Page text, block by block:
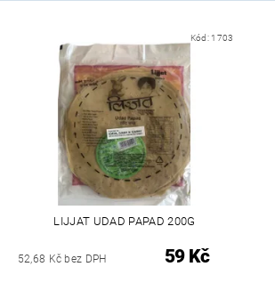
Kód: 1703
LIJJAT UDAD PAPAD 200G
52,68 Kč bez DPH 59 Kč